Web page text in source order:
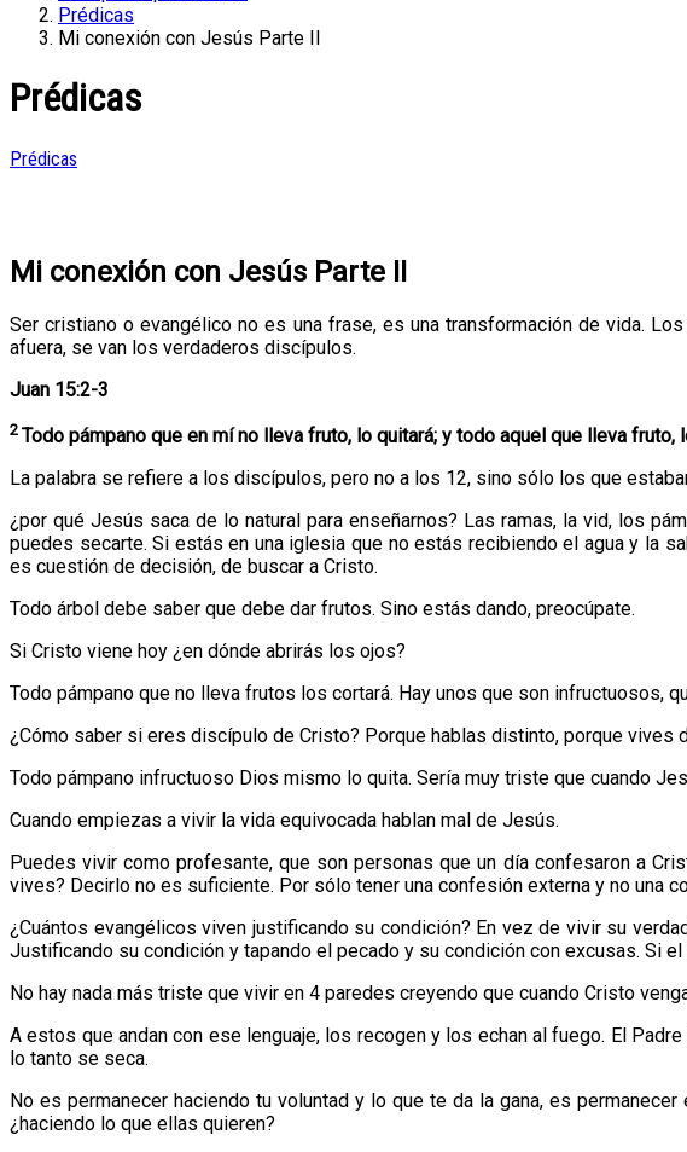
Prédicas
Mi conexión con Jesús Parte II
Prédicas
Prédicas
Mi conexión con Jesús Parte II
Ser cristiano o evangélico no es una frase, es una transformación de vida.
afuera, se van los verdaderos discípulos.
Juan 15:2-3
2 Todo pámpano que en mí no lleva fruto, lo quitará; y todo aquel que lleva fruto,
La palabra se refiere a los discípulos, pero no a los 12, sino sólo los que
¿por qué Jesús saca de lo natural para enseñarnos? Las ramas, la vid, los
puedes secarte. Si estás en una iglesia que no estás recibiendo el agua y la
es cuestión de decisión, de buscar a Cristo.
Todo árbol debe saber que debe dar frutos. Sino estás dando, preocúpate.
Si Cristo viene hoy ¿en dónde abrirás los ojos?
Todo pámpano que no lleva frutos los cortará. Hay unos que son infructuosos,
¿Cómo saber si eres discípulo de Cristo? Porque hablas distinto, porque vives
Todo pámpano infructuoso Dios mismo lo quita. Sería muy triste que cuando
Cuando empiezas a vivir la vida equivocada hablan mal de Jesús.
Puedes vivir como profesante, que son personas que un día confesaron a
vives? Decirlo no es suficiente. Por sólo tener una confesión externa y no una
¿Cuántos evangélicos viven justificando su condición? En vez de vivir su
Justificando su condición y tapando el pecado y su condición con excusas. Si el
No hay nada más triste que vivir en 4 paredes creyendo que cuando Cristo
A estos que andan con ese lenguaje, los recogen y los echan al fuego. El
lo tanto se seca.
No es permanecer haciendo tu voluntad y lo que te da la gana, es
¿haciendo lo que ellas quieren?